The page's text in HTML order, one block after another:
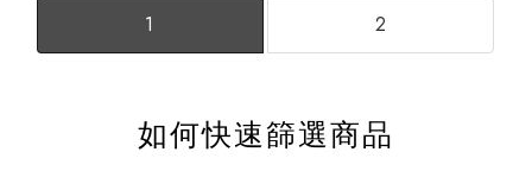
1 2
如何快速篩選商品